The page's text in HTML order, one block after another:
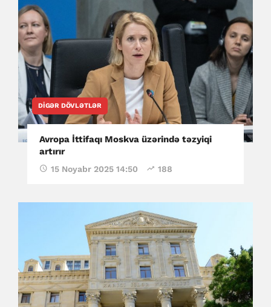
DIGƏR DÖVLƏTLƏR
Avropa İttifaqı Moskva üzərində təzyiqi
artırır
15 Noyabr 2025 14:50 188